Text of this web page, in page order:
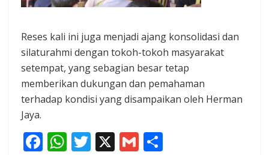
Reses kali ini juga menjadi ajang konsolidasi dan
silaturahmi dengan tokoh-tokoh masyarakat
setempat, yang sebagian besar tetap
memberikan dukungan dan pemahaman
terhadap kondisi yang disampaikan oleh Herman
Jaya.
F W T X G